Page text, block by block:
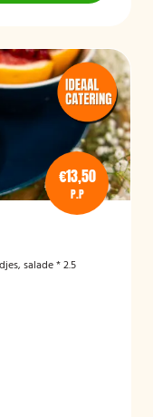
€13,50
P.P
salade * 2.5